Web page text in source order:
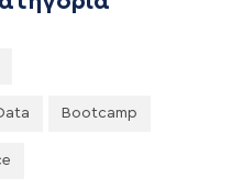
Bootcamp